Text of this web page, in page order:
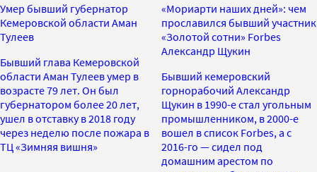
Умер бывший губернатор
Кемеровской области Аман
Тулеев
Бывший глава Кемеровской
области Аман Тулеев умер в
возрасте 79 лет. Он был
губернатором более 20 лет,
ушел в отставку в 2018 году
через неделю после пожара в
ТЦ «Зимняя вишня»
«Мориарти наших дней»: чем
прославился бывший участник
«Золотой сотни» Forbes
Александр Щукин
Бывший кемеровский
горнорабочий Александр
Щукин в 1990-е стал угольным
промышленником, в 2000-е
вошел в список Forbes, а с
2016-го — сидел под
домашним арестом по